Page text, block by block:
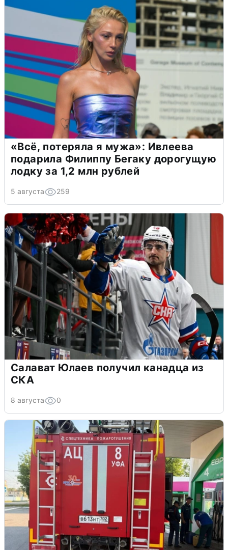
«Всё, потеряла я мужа»: Ивлеева
подарила Филиппу Бегаку дорогущую
лодку за 1,2 млн рублей
5 августа 259
Салават Юлаев получил канадца из
СКА
8 августа 0